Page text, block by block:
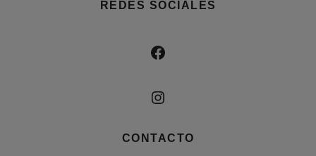
REDES SOCIALES
FACEBOOK
INSTAGRAM
CONTACTO